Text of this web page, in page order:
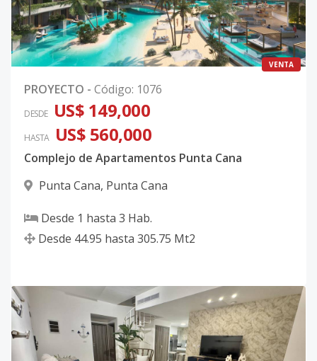
VENTA
PROYECTO - Código: 1076
DESDE US$ 149,000
HASTA US$ 560,000
Complejo de Apartamentos Punta Cana
Punta Cana, Punta Cana
Desde 1 hasta 3 Hab.
Desde 44.95 hasta 305.75 Mt2